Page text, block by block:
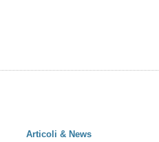
Articoli & News